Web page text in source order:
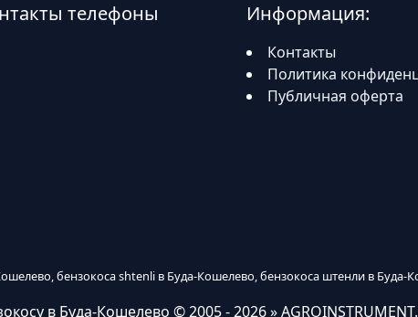
телефоны
Информация:
Контакты
Политика
Публичная оферта
бензокоса shtenli в Буда-Кошелево, бензокоса штенли в Буда-
в Буда-Кошелево © 2005 - 2026 »